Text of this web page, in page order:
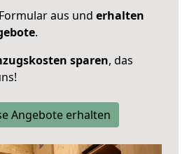
aus und erhalten
.
sparen, das
Angebote erhalten